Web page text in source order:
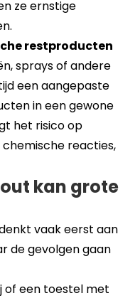
ze ernstige
restproducten
sprays of andere
een aangepaste
in een gewone
het risico op
reacties,
kan grote
vaak eerst aan
de gevolgen gaan
of een toestel met